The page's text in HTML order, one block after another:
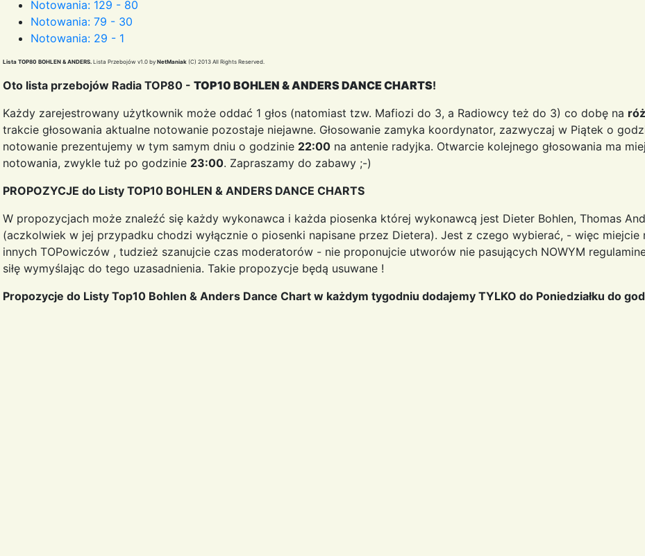
Notowania: 129 - 80
Notowania: 79 - 30
Notowania: 29 - 1
Lista TOP80 BOHLEN & ANDERS. Lista Przebojów v1.0 by NetManiak (C) 2013 All Rights Reserved.
Oto lista przebojów Radia TOP80 - TOP10 BOHLEN & ANDERS DANCE CHARTS!
Każdy zarejestrowany użytkownik może oddać 1 głos (natomiast tzw. Mafiozi do 3, a Radiowcy też do 3) co dobę na
trakcie głosowania aktualne notowanie pozostaje niejawne. Głosowanie zamyka koordynator, zazwyczaj w Piątek o
notowanie prezentujemy w tym samym dniu o godzinie 22:00 na antenie radyjka. Otwarcie kolejnego głosowania ma
notowania, zwykle tuż po godzinie 23:00. Zapraszamy do zabawy ;-)
PROPOZYCJE do Listy TOP10 BOHLEN & ANDERS DANCE CHARTS
W propozycjach może znaleźć się każdy wykonawca i każda piosenka której wykonawcą jest Dieter Bohlen, Thomas
(aczkolwiek w jej przypadku chodzi wyłącznie o piosenki napisane przez Dietera). Jest z czego wybierać, - więc miejcie
innych TOPowiczów , tudzież szanujcie czas moderatorów - nie proponujcie utworów nie pasujących NOWYM
siłę wymyślając do tego uzasadnienia. Takie propozycje będą usuwane !
Propozycje do Listy Top10 Bohlen & Anders Dance Chart w każdym tygodniu dodajemy TYLKO do Poniedziałku do